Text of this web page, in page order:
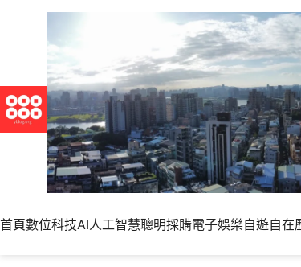
首頁數位科技AI人工智慧聰明採購電子娛樂自遊自在